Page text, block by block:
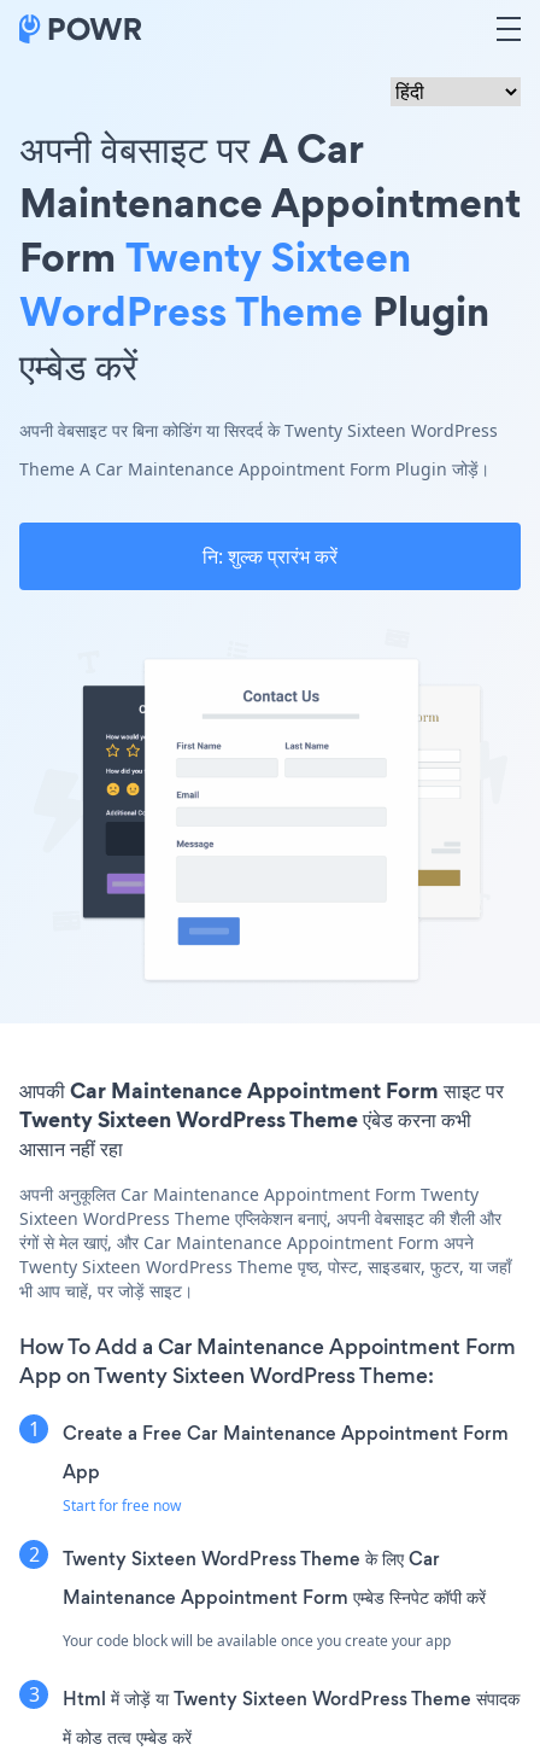
अपनी वेबसाइट पर A Car
Maintenance Appointment
Form Twenty Sixteen
WordPress Theme Plugin
एम्बेड करें
अपनी वेबसाइट पर बिना कोडिंग या सिरदर्द के Twenty Sixteen WordPress
Theme A Car Maintenance Appointment Form Plugin जोड़ें।
नि: शुल्क प्रारंभ करें
आपकी Car Maintenance Appointment Form साइट पर
Twenty Sixteen WordPress Theme एंबेड करना कभी
आसान नहीं रहा
अपनी अनुकूलित Car Maintenance Appointment Form Twenty
Sixteen WordPress Theme एप्लिकेशन बनाएं, अपनी वेबसाइट की शैली और
रंगों से मेल खाएं, और Car Maintenance Appointment Form अपने
Twenty Sixteen WordPress Theme पृष्ठ, पोस्ट, साइडबार, फुटर, या जहाँ
भी आप चाहें, पर जोड़ें साइट।
How To Add a Car Maintenance Appointment Form
App on Twenty Sixteen WordPress Theme:
Create a Free Car Maintenance Appointment Form
App
Start for free now
Twenty Sixteen WordPress Theme के लिए Car
Maintenance Appointment Form एम्बेड स्निपेट कॉपी करें
Your code block will be available once you create your app
Html में जोड़ें या Twenty Sixteen WordPress Theme संपादक
में कोड तत्व एम्बेड करें